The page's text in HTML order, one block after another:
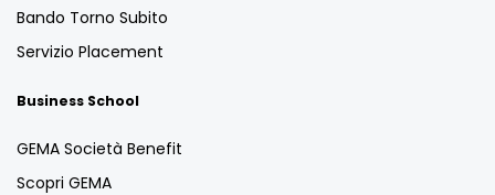
Bando Torno Subito
Servizio Placement
Business School
GEMA Società Benefit
Scopri GEMA